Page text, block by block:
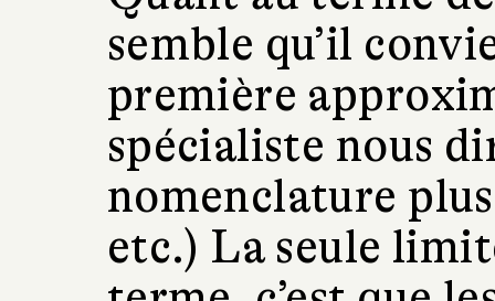
semble qu’il
première
spécialiste nous
nomenclature
etc.) La seule